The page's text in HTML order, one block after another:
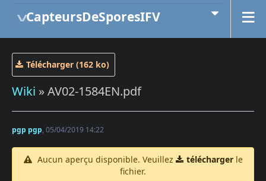
CapteursDeSporesIFV
Télécharger (162 ko)
Wiki » AV02-1584EN.pdf
pgp pgp, 05/04/2019 14:22
Aucun aperçu disponible. Veuillez téléchargerle
fichier.